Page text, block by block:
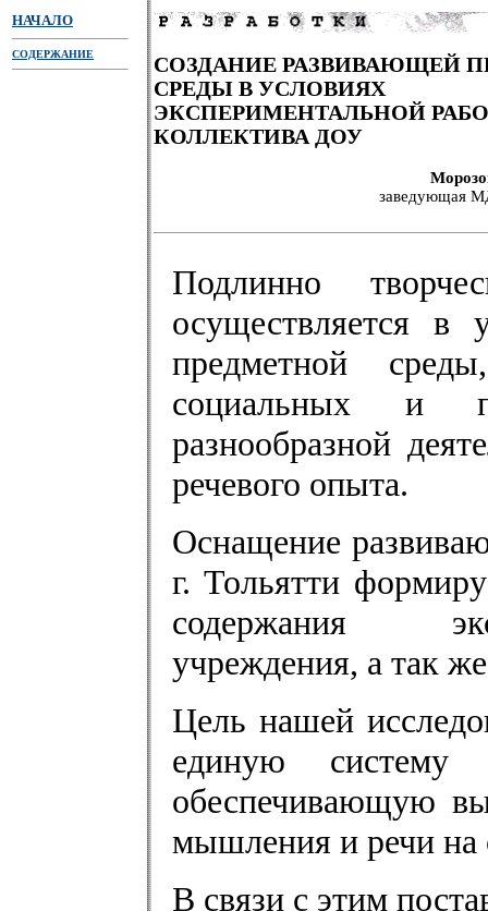
НАЧАЛО
СОДЕРЖАНИЕ
СОЗДАНИЕ РАЗВИВАЮЩЕЙ
СРЕДЫ В УСЛОВИЯХ
ЭКСПЕРИМЕНТАЛЬНОЙ
КОЛЛЕКТИВА ДОУ
заведующая
Подлинно
осуществляется в
предметной
социальных и
разнообразной
речевого опыта.
Оснащение
г. Тольятти
содержания
учреждения, а так
Цель нашей
единую систему
обеспечивающую
мышления и речи на
В связи с этим